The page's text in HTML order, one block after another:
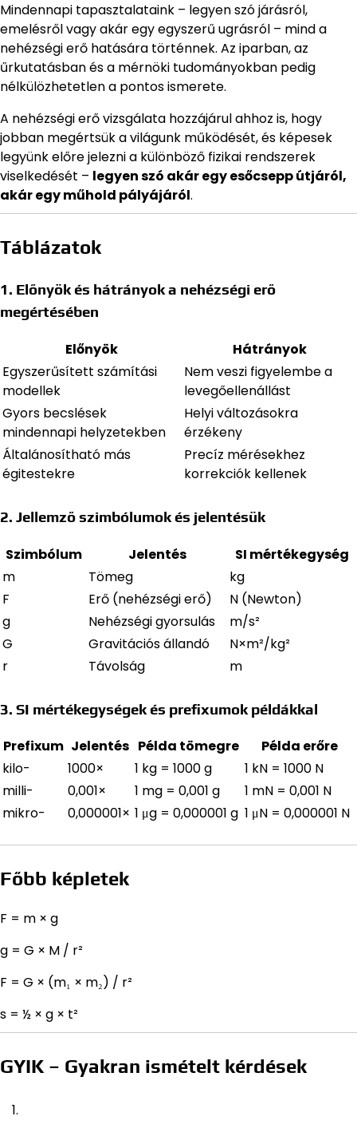
Mindennapi tapasztalataink – legyen szó járásról,
emelésről vagy akár egy egyszerű ugrásról – mind a
nehézségi erő hatására történnek. Az iparban, az
űrkutatásban és a mérnöki tudományokban pedig
nélkülözhetetlen a pontos ismerete.
A nehézségi erő vizsgálata hozzájárul ahhoz is, hogy
jobban megértsük a világunk működését, és képesek
legyünk előre jelezni a különböző fizikai rendszerek
viselkedését – legyen szó akár egy esőcsepp útjáról,
akár egy műhold pályájáról.
Táblázatok
1. Előnyök és hátrányok a nehézségi erő
megértésében
Előnyök
Hátrányok
Egyszerűsített számítási
modellek
Nem veszi figyelembe a
levegőellenállást
Gyors becslések
mindennapi helyzetekben
Helyi változásokra
érzékeny
Általánosítható más
égitestekre
Precíz mérésekhez
korrekciók kellenek
2. Jellemző szimbólumok és jelentésük
Szimbólum Jelentés
SI mértékegység
m
Tömeg
kg
F
Erő (nehézségi erő)
N (Newton)
g
Nehézségi gyorsulás
m/s²
G
Gravitációs állandó
N×m²/kg²
r
Távolság m
3. SI mértékegységek és prefixumok példákkal
Prefixum Jelentés Példa tömegre
Példa erőre
kilo-
1000× 1 kg = 1000 g
1 kN = 1000 N
milli-
0,001× 1 mg = 0,001 g
1 mN = 0,001 N
mikro-
0,000001× 1 μg = 0,000001 g 1 μN = 0,000001 N
Főbb képletek
F = m × g
g = G × M / r²
F = G × (m₁ × m₂) / r²
s = ½ × g × t²
GYIK – Gyakran ismételt kérdések